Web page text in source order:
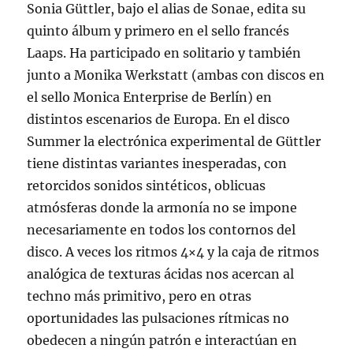
Sonia Güttler, bajo el alias de Sonae, edita su
quinto álbum y primero en el sello francés
Laaps. Ha participado en solitario y también
junto a Monika Werkstatt (ambas con discos en
el sello Monica Enterprise de Berlín) en
distintos escenarios de Europa. En el disco
Summer la electrónica experimental de Güttler
tiene distintas variantes inesperadas, con
retorcidos sonidos sintéticos, oblicuas
atmósferas donde la armonía no se impone
necesariamente en todos los contornos del
disco. A veces los ritmos 4×4 y la caja de ritmos
analógica de texturas ácidas nos acercan al
techno más primitivo, pero en otras
oportunidades las pulsaciones rítmicas no
obedecen a ningún patrón e interactúan en